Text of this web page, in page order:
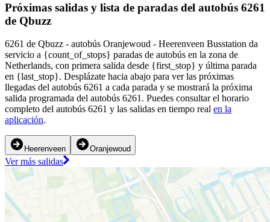
Próximas salidas y lista de paradas del autobús 6261
de Qbuzz
6261 de Qbuzz - autobús Oranjewoud - Heerenveen Busstation da
servicio a {count_of_stops} paradas de autobús en la zona de
Netherlands, con primera salida desde {first_stop} y última parada
en {last_stop}. Desplázate hacia abajo para ver las próximas
llegadas del autobús 6261 a cada parada y se mostrará la próxima
salida programada del autobús 6261. Puedes consultar el horario
completo del autobús 6261 y las salidas en tiempo real en la
aplicación.
Heerenveen Oranjewoud
Ver más salidas